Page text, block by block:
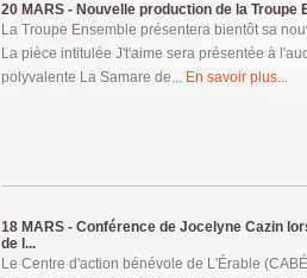
20 MARS - Nouvelle production de la Troupe
La Troupe Ensemble présentera bientôt sa
La pièce intitulée J't'aime sera présentée à
polyvalente La Samare de... En savoir plus...
18 MARS - Conférence de Jocelyne Cazin
de l...
Le Centre d'action bénévole de L'Érable